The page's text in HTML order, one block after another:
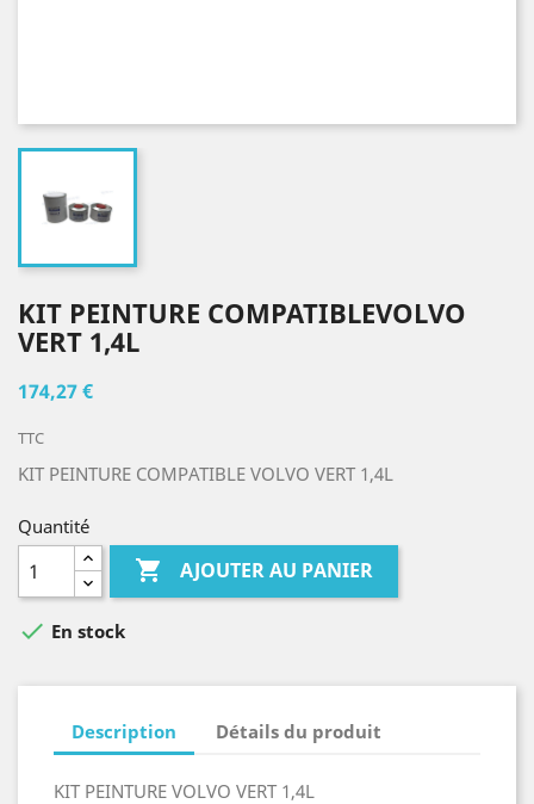
KIT PEINTURE COMPATIBLEVOLVO
VERT 1,4L
174,27 €
TTC
KIT PEINTURE COMPATIBLE VOLVO VERT 1,4L
Quantité
 AJOUTER AU PANIER
 En stock
Description Détails du produit
KIT PEINTURE VOLVO VERT 1,4L